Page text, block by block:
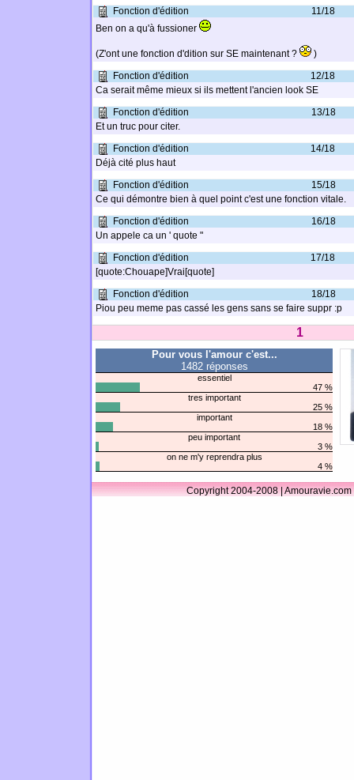
Fonction d'édition
11/18
Ben on a qu'à fussioner
(Z'ont une fonction d'dition sur SE maintenant ?
)
Fonction d'édition
12/18
Ca serait même mieux si ils mettent l'ancien look SE
Fonction d'édition
13/18
Et un truc pour citer.
Fonction d'édition
14/18
Déjà cité plus haut
Fonction d'édition
15/18
Ce qui démontre bien à quel point c'est une fonction vitale.
Fonction d'édition
16/18
Un appele ca un ' quote "
Fonction d'édition
17/18
[quote:Chouape]Vrai[quote]
Fonction d'édition
18/18
Piou peu meme pas cassé les gens sans se faire suppr :p
1
Pour vous l'amour c'est...
1482 réponses
essentiel
47 %
tres important
25 %
important
18 %
peu important
3 %
on ne m'y reprendra plus
4 %
Copyright 2004-2008 |